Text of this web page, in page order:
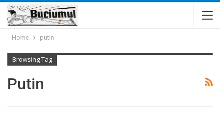
Home putin
Browsing Tag
Putin